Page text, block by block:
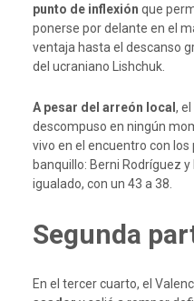
punto de inflexión que
ponerse por delante en el
ventaja hasta el descanso
del ucraniano Lishchuk.
A pesar del arreón local ,
descompuso en ningún
vivo en el encuentro con
banquillo: Berni Rodríguez
igualado, con un 43 a 38.
Segunda
En el tercer cuarto, el